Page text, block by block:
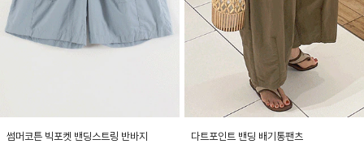
썸머코튼 빅포켓 밴딩스트링 반바지
다트포인트 밴딩 배기통팬츠